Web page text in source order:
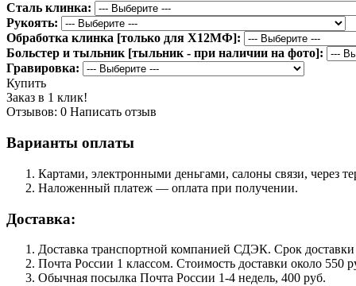
Сталь клинка:
Рукоять:
Обработка клинка [только для Х12МФ]:
Больстер и тыльник [тыльник - при наличии на фото]:
Гравировка:
Купить
Заказ в 1 клик!
Отзывов: 0 Написать отзыв
Варианты оплаты
Картами, электронными деньгами, салоны связи, через
Наложенный платеж — оплата при получении.
Доставка:
Доставка транспортной компанией СДЭК. Срок
Почта России 1 классом. Cтоимость доставки около 550
Обычная посылка Почта России 1-4 недель, 400 руб.